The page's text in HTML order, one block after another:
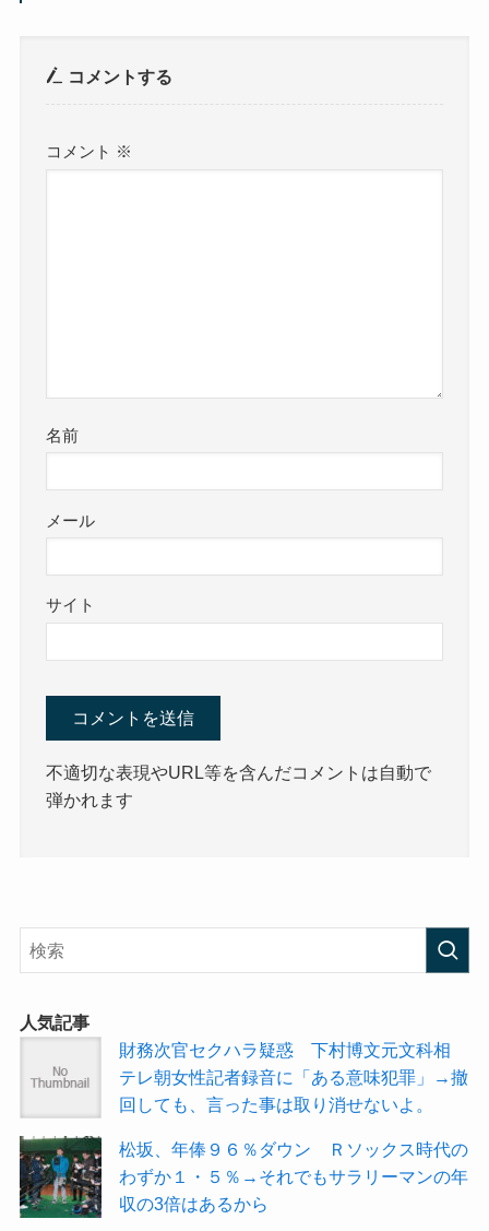
コメントする
コメント ※
名前
メール
サイト
不適切な表現やURL等を含んだコメントは自動で
弾かれます
人気記事
財務次官セクハラ疑惑 下村博文元文科相
テレ朝女性記者録音に「ある意味犯罪」→撤
回しても、言った事は取り消せないよ。
松坂、年俸９６％ダウン Ｒソックス時代の
わずか１・５％→それでもサラリーマンの年
収の3倍はあるから